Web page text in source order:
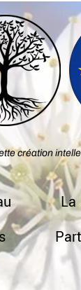
création
La